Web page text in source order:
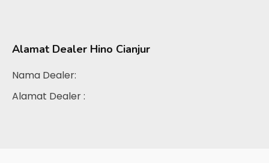
Alamat Dealer Hino Cianjur
Nama Dealer:
Alamat Dealer :